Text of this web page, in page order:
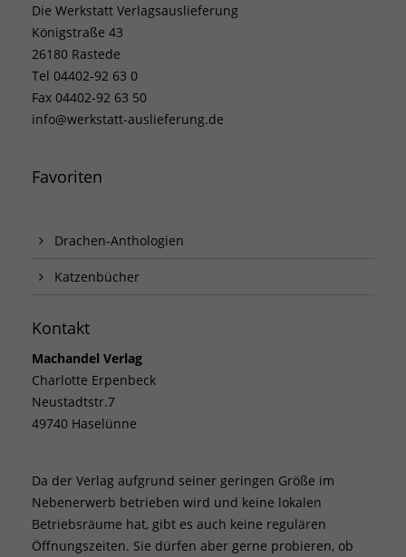
Die Werkstatt Verlagsauslieferung
Königstraße 43
26180 Rastede
Tel 04402-92 63 0
Fax 04402-92 63 50
info@werkstatt-auslieferung.de
Favoriten
Drachen-Anthologien
Katzenbücher
Kontakt
Machandel Verlag
Charlotte Erpenbeck
Neustadtstr.7
49740 Haselünne
Da der Verlag aufgrund seiner geringen Größe im
Nebenerwerb betrieben wird und keine lokalen
Betriebsräume hat, gibt es auch keine regulären
Öffnungszeiten. Sie dürfen aber gerne probieren, ob